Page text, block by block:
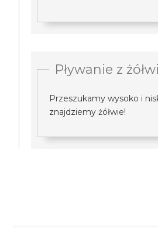
Pływanie z
Przeszukamy wysoko i
znajdziemy żółwie!